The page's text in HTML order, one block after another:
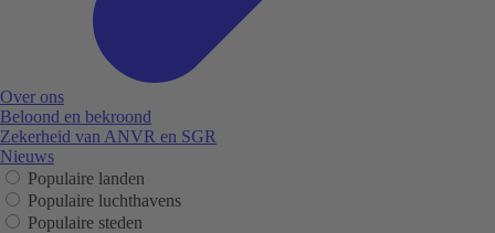
Over ons
Beloond en bekroond
Zekerheid van ANVR en SGR
Nieuws
Populaire landen
Populaire luchthavens
Populaire steden